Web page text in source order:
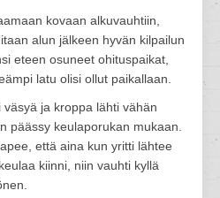
kovaan alkuvauhtiin,
alun jälkeen hyvän kilpailun
eteen osuneet ohituspaikat,
latu olisi ollut paikallaan.
väsyä ja kroppa lähti vähän
päässy keulaporukan mukaan.
että aina kun yritti lähtee
kiinni, niin vauhti kyllä